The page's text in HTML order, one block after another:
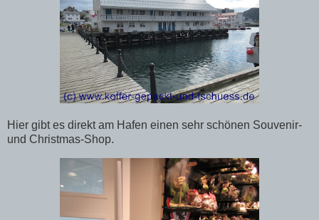
Hier gibt es direkt am Hafen einen sehr schönen Souvenir-
und Christmas-Shop.